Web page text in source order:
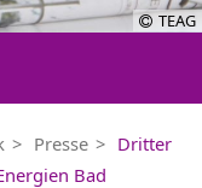
TEAG
Presse
Dritter
Bad